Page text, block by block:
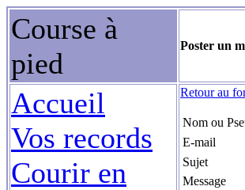
Course à
pied
Poster un
Accueil
Vos records
Courir en
Retour au
Nom ou
E-mail
Sujet
Message